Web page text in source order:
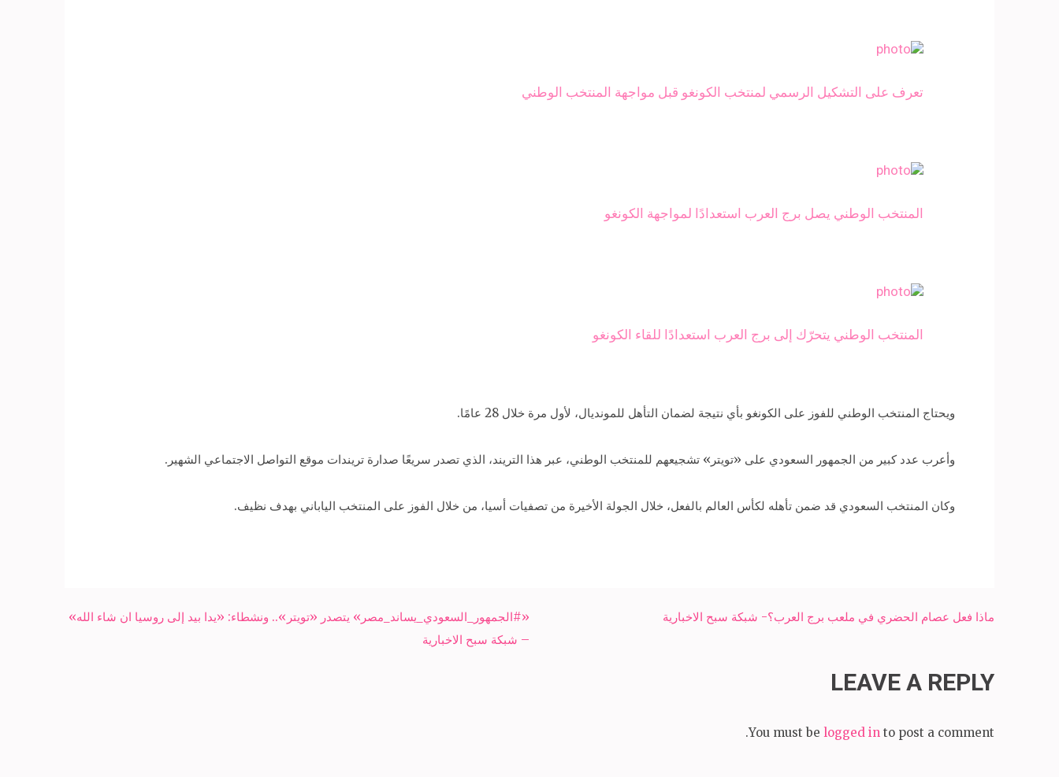
تعرف على التشكيل الرسمي لمنتخب الكونغو قبل مواجهة المنتخب الوطني
المنتخب الوطني يصل برج العرب استعدادًا لمواجهة الكونغو
المنتخب الوطني يتحرّك إلى برج العرب استعدادًا للقاء الكونغو
ويحتاج المنتخب الوطني للفوز على الكونغو بأي نتيجة لضمان التأهل للمونديال، لأول مرة خلال 28 عامًا.
وأعرب عدد كبير من الجمهور السعودي على «تويتر» تشجيعهم للمنتخب الوطني، عبر هذا التريند، الذي تصدر سريعًا صدارة تريندات موقع التواصل الاجتماعي الشهير.
وكان المنتخب السعودي قد ضمن تأهله لكأس العالم بالفعل، خلال الجولة الأخيرة من تصفيات أسيا، من خلال الفوز على المنتخب الياباني بهدف نظيف.
Post
«#الجمهور_السعودي_يساند_مصر» يتصدر «تويتر».. ونشطاء: «يدا بيد إلى روسيا ان شاء الله»
– شبكة سبح الاخبارية
ماذا فعل عصام الحضري في ملعب برج العرب؟- شبكة سبح الاخبارية
LEAVE A REPLY
You must be logged in to post a comment.